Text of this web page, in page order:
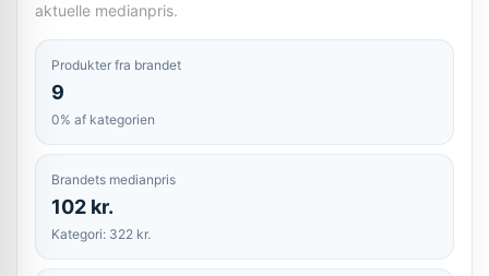
aktuelle medianpris.
Produkter fra brandet
9
0% af kategorien
Brandets medianpris
102 kr.
Kategori: 322 kr.